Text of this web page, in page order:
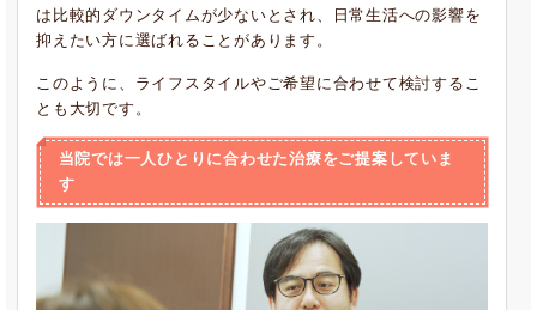
は比較的ダウンタイムが少ないとされ、日常生活への影響を
抑えたい方に選ばれることがあります。
このように、ライフスタイルやご希望に合わせて検討するこ
とも大切です。
当院では一人ひとりに合わせた治療をご提案していま
す